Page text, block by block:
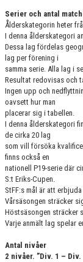
Serier och antal
Ålderskategorin heter
I denna ålderskategori
Dessa lag fördelas
lag per förening i
samma serie. Alla lag i
Resultat redovisas och
Ingen upp och
oavsett hur man
placerar sig i tabellen.
I denna ålderskategori
de cirka 20 lag
som vill försöka
finns också en
nationell P19-serie där
S:t Eriks-Cupen.
StFF:s mål är att
Vårsäsongen sträcker
Höstsäsongen sträcker
Varje anmält lag spelar
Antal nivåer
2 nivåer. ”Div. 1 – Div.